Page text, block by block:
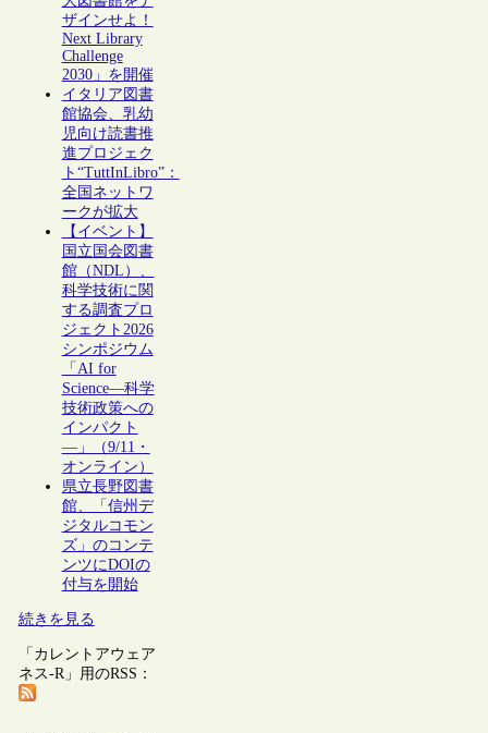
ザインせよ！
Next Library
Challenge
2030」を開催
イタリア図書
館協会、乳幼
児向け読書推
進プロジェク
ト“TuttInLibro”：
全国ネットワ
ークが拡大
【イベント】
国立国会図書
館（NDL）、
科学技術に関
する調査プロ
ジェクト2026
シンポジウム
「AI for
Science―科学
技術政策への
インパクト
―」（9/11・
オンライン）
県立長野図書
館、「信州デ
ジタルコモン
ズ」のコンテ
ンツにDOIの
付与を開始
続きを見る
「カレントアウェア
ネス-R」用のRSS：